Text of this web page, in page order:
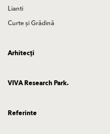
Lianti
Curte și Grădină
Arhitecți
VIVA Research Park.
Referinte